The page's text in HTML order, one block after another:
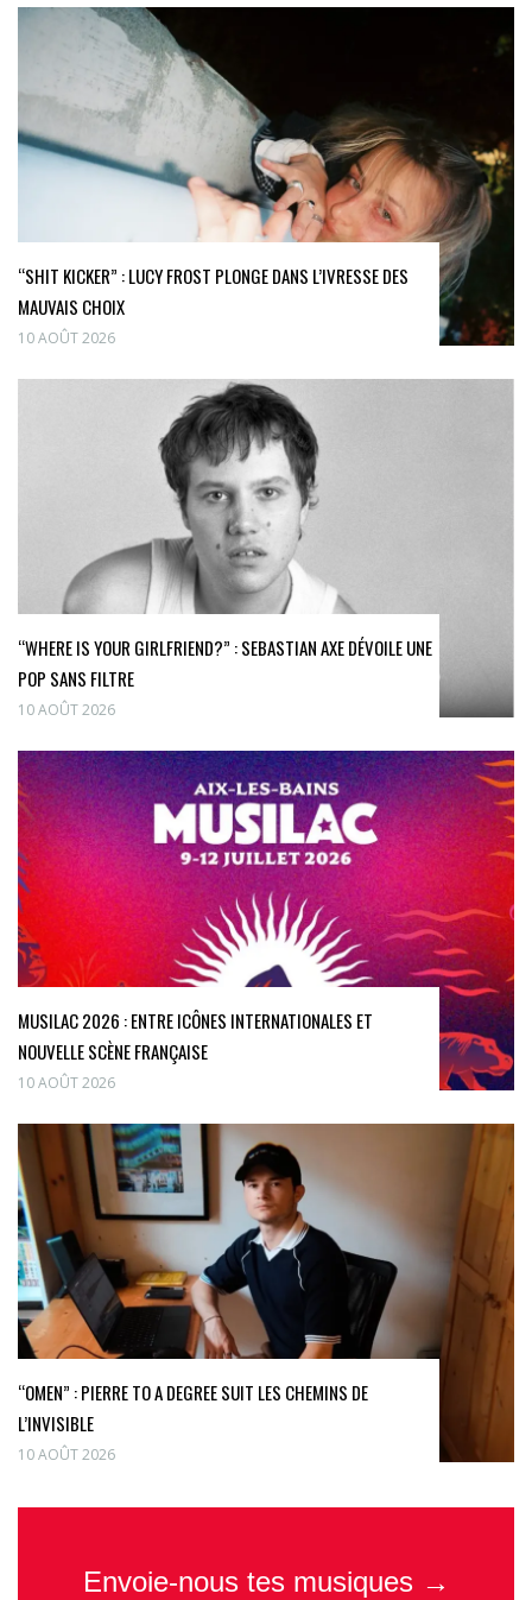
“SHIT KICKER” : LUCY FROST PLONGE DANS L’IVRESSE DES
MAUVAIS CHOIX
10 AOÛT 2026
“WHERE IS YOUR GIRLFRIEND?” : SEBASTIAN AXE DÉVOILE UNE
POP SANS FILTRE
10 AOÛT 2026
MUSILAC 2026 : ENTRE ICÔNES INTERNATIONALES ET
NOUVELLE SCÈNE FRANÇAISE
10 AOÛT 2026
“OMEN” : PIERRE TO A DEGREE SUIT LES CHEMINS DE
L’INVISIBLE
10 AOÛT 2026